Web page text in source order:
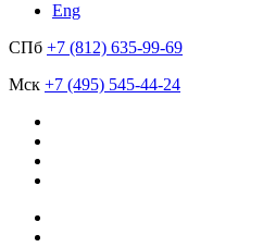
Eng
СПб +7 (812) 635-99-69
Мск +7 (495) 545-44-24